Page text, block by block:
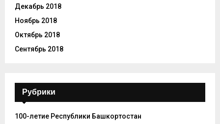
Декабрь 2018
Ноябрь 2018
Октябрь 2018
Сентябрь 2018
Рубрики
100-летие Республики Башкортостан